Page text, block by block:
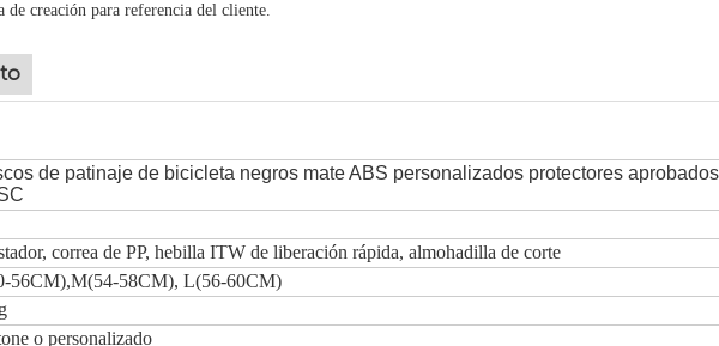
de creación para referencia del cliente.
de patinaje de bicicleta negros mate ABS personalizados protectores
correa de PP, hebilla ITW de liberación rápida, almohadilla de corte
56CM),M(54-58CM), L(56-60CM)
o personalizado